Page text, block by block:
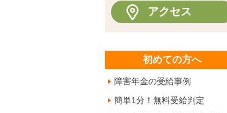
アクセス
初めての方へ
障害年金の受給事例
簡単1分！無料受給判定